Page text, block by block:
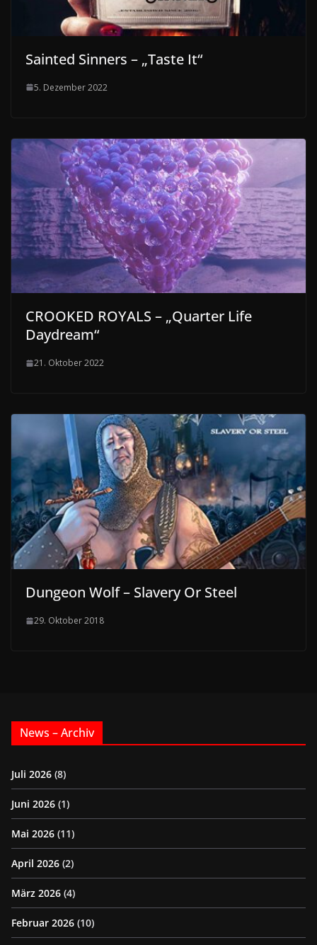
Sainted Sinners – „Taste It“
5. Dezember 2022
CROOKED ROYALS – „Quarter Life
Daydream“
21. Oktober 2022
Dungeon Wolf – Slavery Or Steel
29. Oktober 2018
News – Archiv
Juli 2026 (8)
Juni 2026 (1)
Mai 2026 (11)
April 2026 (2)
März 2026 (4)
Februar 2026 (10)